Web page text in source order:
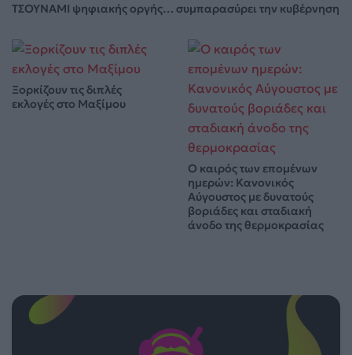
ΤΣΟΥΝΑΜΙ ψηφιακής οργής… συμπαρασύρει την κυβέρνηση
Ξορκίζουν τις διπλές
εκλογές στο Μαξίμου
Ο καιρός των επομένων
ημερών: Κανονικός
Αύγουστος με δυνατούς
βοριάδες και σταδιακή
άνοδο της θερμοκρασίας